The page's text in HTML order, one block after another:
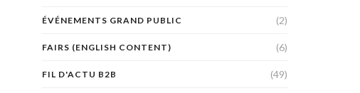
ÉVÉNEMENTS GRAND PUBLIC (2)
FAIRS (ENGLISH CONTENT) (6)
FIL D'ACTU B2B (49)